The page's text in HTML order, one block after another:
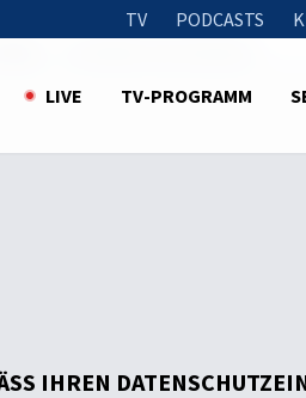
TV PODCASTS
LIVE TV-PROGRAMM
IHREN